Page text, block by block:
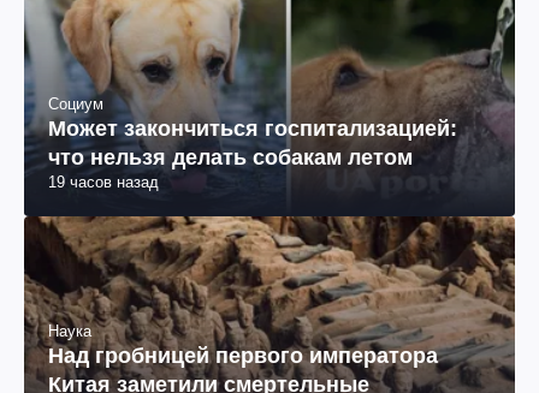
Социум
Может закончиться госпитализацией:
что нельзя делать собакам летом
Наука
Над гробницей первого императора